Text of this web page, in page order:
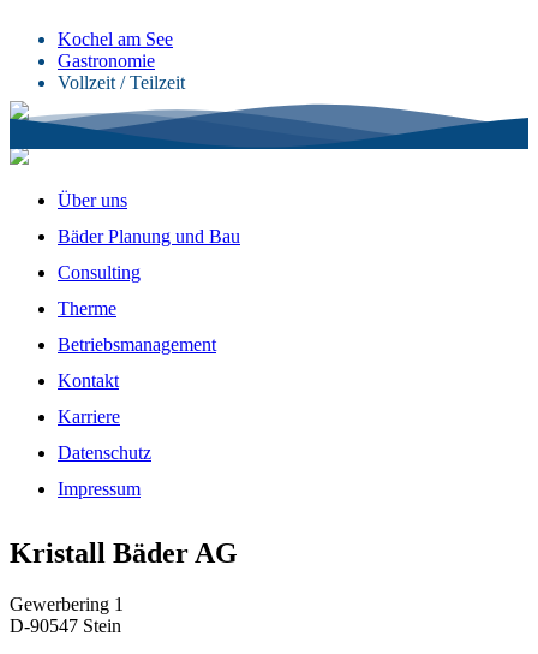
Kochel am See
Gastronomie
Vollzeit / Teilzeit
Über uns
Bäder Planung und Bau
Consulting
Therme
Betriebsmanagement
Kontakt
Karriere
Datenschutz
Impressum
Kristall Bäder AG
Gewerbering 1
D-90547 Stein